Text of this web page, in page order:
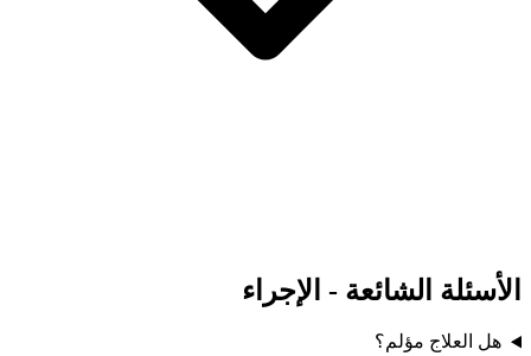
الأسئلة الشائعة - الإجراء
هل العلاج مؤلم؟